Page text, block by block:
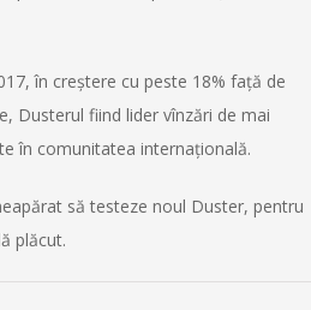
în creştere cu peste 18% faţă de
Dusterul fiind lider vînzări de mai
în comunitatea internațională.
să testeze noul Duster, pentru
plăcut.